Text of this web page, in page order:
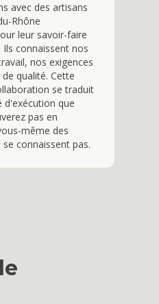
avec des artisans
Rhône
leur savoir-faire
connaissent nos
nos exigences
qualité. Cette
se traduit
d'exécution que
pas en
même des
connaissent pas.